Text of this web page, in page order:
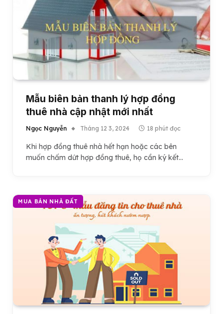
Mẫu biên bản thanh lý hợp đồng
thuê nhà cập nhật mới nhất
Ngọc Nguyễn Tháng 12 3, 2024 18 phút đọc
Khi hợp đồng thuê nhà hết hạn hoặc các bên
muốn chấm dứt hợp đồng thuê, họ cần ký kết…
MUA BÁN NHÀ ĐẤT